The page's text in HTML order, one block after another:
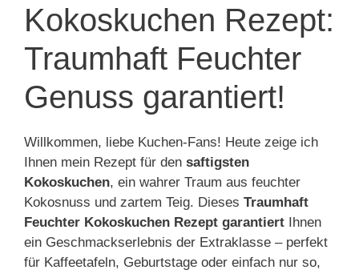
Kokoskuchen Rezept:
Traumhaft Feuchter
Genuss garantiert!
Willkommen, liebe Kuchen-Fans! Heute zeige ich
Ihnen mein Rezept für den saftigsten
Kokoskuchen, ein wahrer Traum aus feuchter
Kokosnuss und zartem Teig. Dieses Traumhaft
Feuchter Kokoskuchen Rezept garantiert Ihnen
ein Geschmackserlebnis der Extraklasse – perfekt
für Kaffeetafeln, Geburtstage oder einfach nur so,